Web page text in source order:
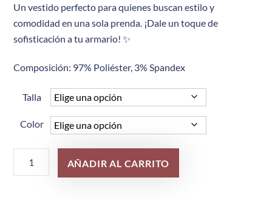
Un vestido perfecto para quienes buscan estilo y
comodidad en una sola prenda. ¡Dale un toque de
sofisticación a tu armario! ✨
Composición: 97% Poliéster, 3% Spandex
Talla
Color
AÑADIR AL CARRITO